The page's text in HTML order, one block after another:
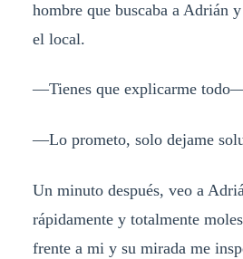
hombre que buscaba a Adrián
el local.
—Tienes que explicarme
—Lo prometo, solo dejame
Un minuto después, veo a
rápidamente y totalmente
frente a mi y su mirada me